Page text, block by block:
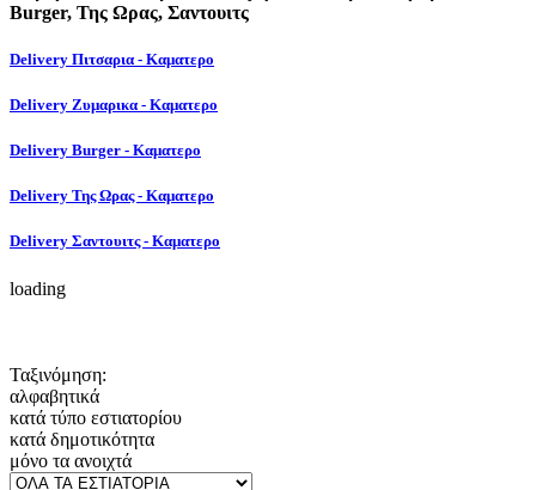
Burger, Της Ωρας, Σαντουιτς
Delivery Πιτσαρια - Καματερο
Delivery Ζυμαρικα - Καματερο
Delivery Burger - Καματερο
Delivery Της Ωρας - Καματερο
Delivery Σαντουιτς - Καματερο
loading
Ταξινόμηση:
αλφαβητικά
κατά τύπο εστιατορίου
κατά δημοτικότητα
μόνο τα ανοιχτά